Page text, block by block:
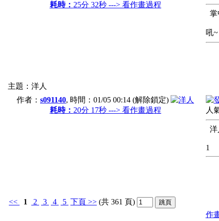
耗時： 25分 32秒 ---> 看作畫過程
掌
吼~
主題：洋人
作者： s091140, 時間： 01/05 00:14 (解除鎖定)
耗時： 20分 17秒 ---> 看作畫過程 人
洋
1
<< 1 2 3 4 5 下頁 >> (共 361 頁)
作